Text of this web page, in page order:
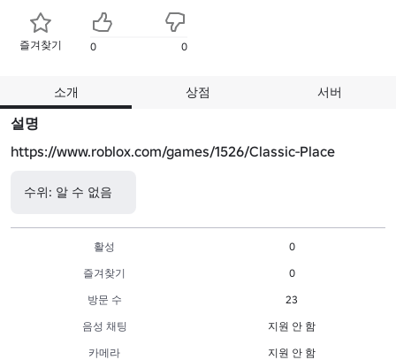
즐겨찾기 0 0
소개 상점 서버
설명
https://www.roblox.com/games/1526/Classic-Place
수위: 알 수 없음
활성
0
즐겨찾기
0
방문 수
23
음성 채팅
지원 안 함
카메라
지원 안 함